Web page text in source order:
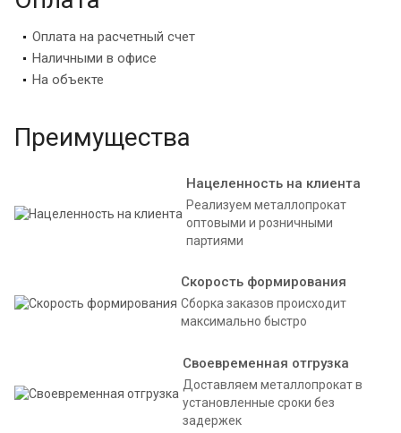
Оплата на расчетный счет
Наличными в офисе
На объекте
Преимущества
Нацеленность на клиента
Реализуем металлопрокат
оптовыми и розничными
партиями
Скорость формирования
Сборка заказов происходит
максимально быстро
Своевременная отгрузка
Доставляем металлопрокат в
установленные сроки без
задержек